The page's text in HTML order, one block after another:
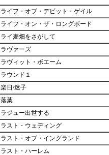
ライフ・オブ・デビット・ゲイル
ライフ・オン・ザ・ロングボード
ライ麦畑をさがして
ラヴァーズ
ラヴィット・ボエーム
ラウンド１
楽日/迷子
落葉
ラジュー出世する
ラスト・ウェディング
ラスト・オブ・イングランド
ラスト・ハーレム